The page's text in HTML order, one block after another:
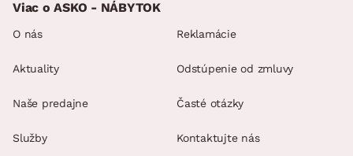
Viac o ASKO - NÁBYTOK
O nás
Aktuality
Naše predajne
Služby
Reklamácie
Odstúpenie od zmluvy
Časté otázky
Kontaktujte nás